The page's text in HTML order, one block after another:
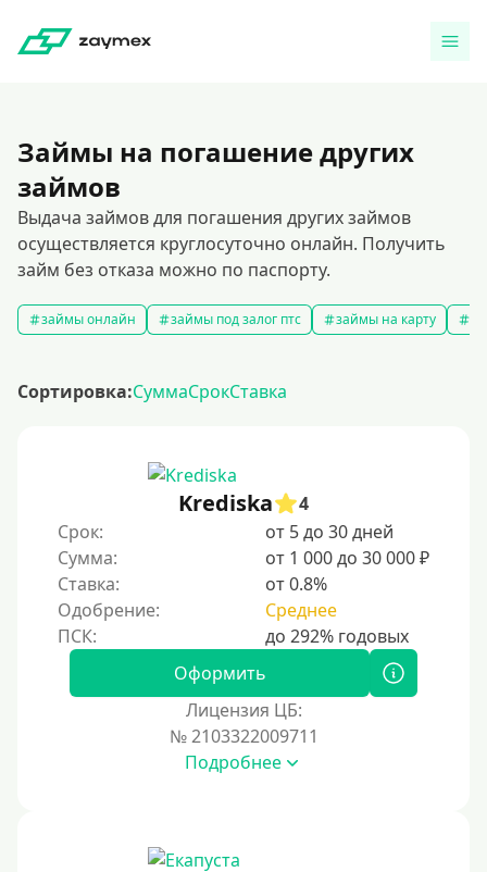
Займы на погашение других
займов
Выдача займов для погашения других займов
осуществляется круглосуточно онлайн. Получить
займ без отказа можно по паспорту.
займы онлайн займы под залог птс займы на карту
Сортировка:СуммаСрокСтавка
Krediska
4
Срок:
от 5 до 30 дней
Сумма:
от 1 000 до 30 000 ₽
Ставка:
от 0.8%
Одобрение:
Среднее
Оформить
Лицензия ЦБ:
№ 2103322009711
Подробнее